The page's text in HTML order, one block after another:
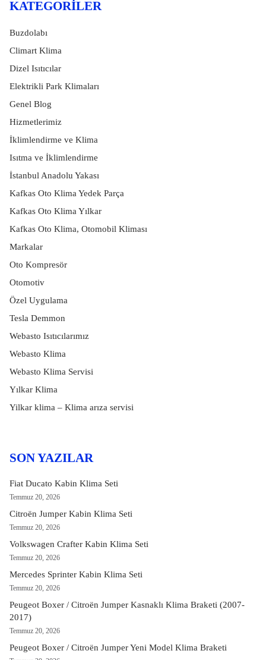
KATEGORILER
Buzdolabı
Climart Klima
Dizel Isıtıcılar
Elektrikli Park Klimaları
Genel Blog
Hizmetlerimiz
İklimlendirme ve Klima
Isıtma ve İklimlendirme
İstanbul Anadolu Yakası
Kafkas Oto Klima Yedek Parça
Kafkas Oto Klima Yılkar
Kafkas Oto Klima, Otomobil Kliması
Markalar
Oto Kompresör
Otomotiv
Özel Uygulama
Tesla Demmon
Webasto Isıtıcılarımız
Webasto Klima
Webasto Klima Servisi
Yılkar Klima
Yilkar klima – Klima arıza servisi
SON YAZILAR
Fiat Ducato Kabin Klima Seti
Temmuz 20, 2026
Citroën Jumper Kabin Klima Seti
Temmuz 20, 2026
Volkswagen Crafter Kabin Klima Seti
Temmuz 20, 2026
Mercedes Sprinter Kabin Klima Seti
Temmuz 20, 2026
Peugeot Boxer / Citroën Jumper Kasnaklı Klima Braketi (2007-
2017)
Temmuz 20, 2026
Peugeot Boxer / Citroën Jumper Yeni Model Klima Braketi